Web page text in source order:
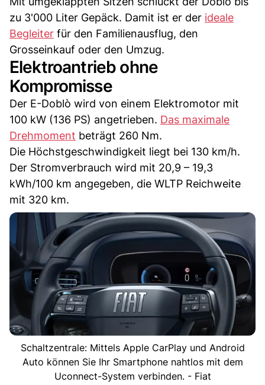
zu 3'000 Liter Gepäck. Damit ist er der ideale
Begleiter für den Familienausflug, den
Grosseinkauf oder den Umzug.
Elektroantrieb ohne
Kompromisse
Der E-Doblò wird von einem Elektromotor mit
100 kW (136 PS) angetrieben. Das maximale
Drehmoment beträgt 260 Nm.
Die Höchstgeschwindigkeit liegt bei 130 km/h.
Der Stromverbrauch wird mit 20,9 – 19,3
kWh/100 km angegeben, die WLTP Reichweite
mit 320 km.
Schaltzentrale: Mittels Apple CarPlay und Android
Auto können Sie Ihr Smartphone nahtlos mit dem
Uconnect-System verbinden. - Fiat